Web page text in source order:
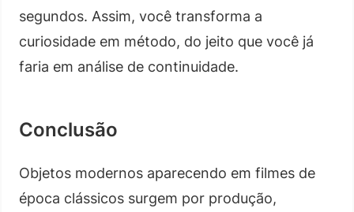
segundos. Assim, você transforma a
curiosidade em método, do jeito que você já
faria em análise de continuidade.
Conclusão
Objetos modernos aparecendo em filmes de
época clássicos surgem por produção,